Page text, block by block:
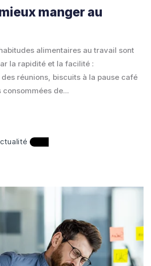
manger au
alimentaires au travail sont
la rapidité et la facilité :
réunions, biscuits à la pause café
de...